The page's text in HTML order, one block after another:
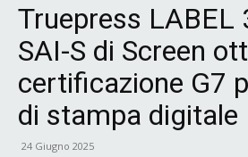
Truepress LABEL
SAI-S di Screen
certificazione G7
di stampa digitale
24 Giugno 2025